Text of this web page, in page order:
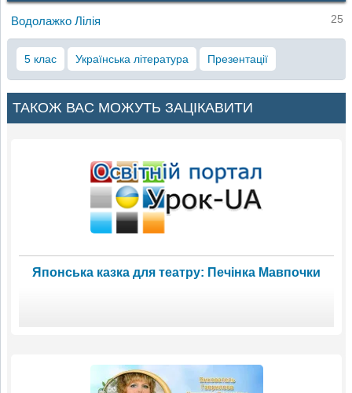
Водолажко Лілія 25
5 клас Українська література Презентації
ТАКОЖ ВАС МОЖУТЬ ЗАЦІКАВИТИ
Японська казка для театру: Печінка Мавпочки